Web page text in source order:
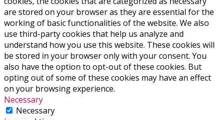
are stored on your browser as they are essential for the
working of basic functionalities of the website. We also
use third-party cookies that help us analyze and
understand how you use this website. These cookies will
be stored in your browser only with your consent. You
also have the option to opt-out of these cookies. But
opting out of some of these cookies may have an effect
on your browsing experience.
Necessary
Necessary